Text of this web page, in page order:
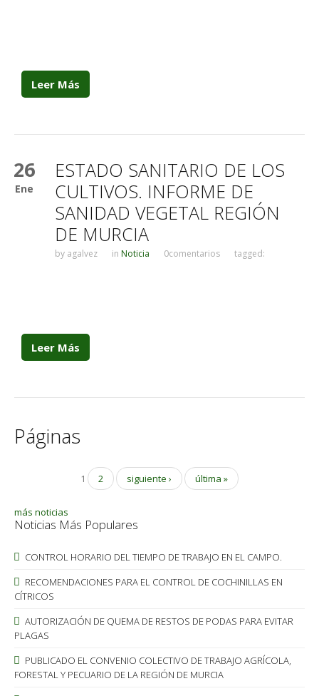
Leer Más
26
Ene
ESTADO SANITARIO DE LOS
CULTIVOS. INFORME DE
SANIDAD VEGETAL REGIÓN
DE MURCIA
by agalvez in Noticia 0comentarios tagged:
Leer Más
Páginas
1 2 siguiente › última »
más noticias
Noticias Más Populares
CONTROL HORARIO DEL TIEMPO DE TRABAJO EN EL CAMPO.
RECOMENDACIONES PARA EL CONTROL DE COCHINILLAS EN
CÍTRICOS
AUTORIZACIÓN DE QUEMA DE RESTOS DE PODAS PARA EVITAR
PLAGAS
PUBLICADO EL CONVENIO COLECTIVO DE TRABAJO AGRÍCOLA,
FORESTAL Y PECUARIO DE LA REGIÓN DE MURCIA